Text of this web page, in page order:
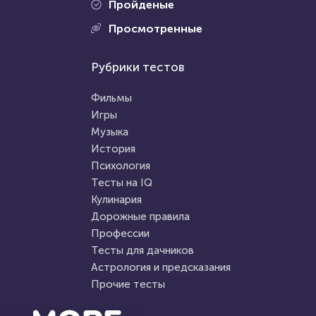
Проходили 20930 раз
сериала "Дневники
Пройти тест
11 мая 2020 36734
Тест на стервозность
11 февраля 2022
Рубрики тестов
Фильмы
Игры
Музыка
История
Психология
Тесты на IQ
Кулинария
Дорожные правила
Профессии
Тесты для дачников
Астрология и предсказания
Прочие тесты
Пройденые
Просмотренные